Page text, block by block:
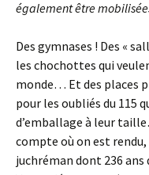
également être
Des gymnases ! Des «
les chochottes qui
monde… Et des places
pour les oubliés du 115
d’emballage à leur
compte où on est
juchréman dont 236